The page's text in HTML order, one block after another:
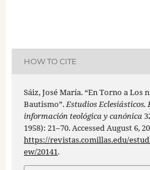
HOW TO CITE
Sáiz, José María. “En Torno a Los
Bautismo”.Estudios Eclesiásticos.
información teológica y canónica
1958): 21–70. Accessed August 6,
https://revistas.comillas.edu/
ew/20141.